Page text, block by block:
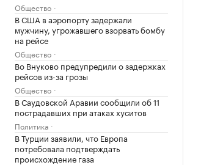
Общество
В США в аэропорту задержали
мужчину, угрожавшего взорвать бомбу
на рейсе
Общество
Во Внуково предупредили о задержках
рейсов из-за грозы
Общество
В Саудовской Аравии сообщили об 11
пострадавших при атаках хуситов
Политика
В Турции заявили, что Европа
потребовала подтверждать
происхождение газа